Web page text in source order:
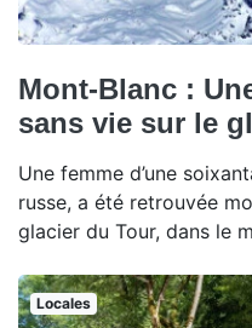
Mont-Blanc :
sans vie sur le
Une femme d’une
russe, a été retrouvée
glacier du Tour, dans le
Locales